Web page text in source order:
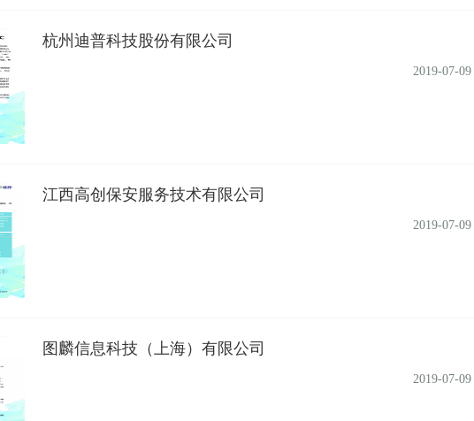
杭州迪普科技股份有限公司
2019-07-09
江西高创保安服务技术有限公司
2019-07-09
图麟信息科技（上海）有限公司
2019-07-09